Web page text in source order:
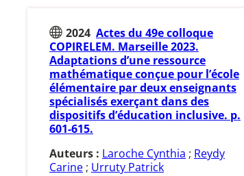
2024 Actes du 49e colloque
COPIRELEM. Marseille 2023.
Adaptations d’une ressource
mathématique conçue pour l’école
élémentaire par deux enseignants
spécialisés exerçant dans des
dispositifs d’éducation inclusive. p.
601-615.
Auteurs : Laroche Cynthia ; Reydy
Carine ; Urruty Patrick